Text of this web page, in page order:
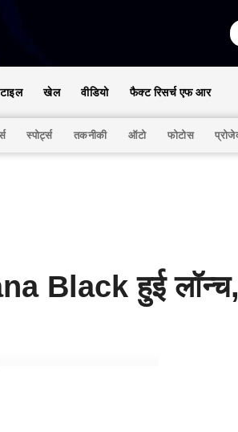
खेल वीडियो फैक्ट रिसर्च एफ आर
स्पोर्ट्स तकनीकी ऑटो फोटोस
Black हुई लॉन्च,